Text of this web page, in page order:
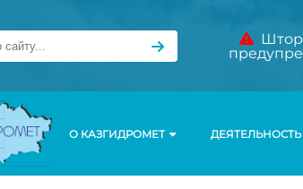
О КАЗГИДРОМЕТ ДЕЯТЕЛЬНОСТЬ